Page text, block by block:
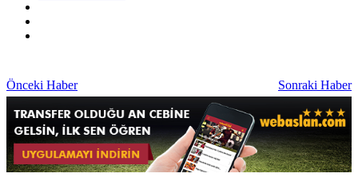
Önceki Haber Sonraki Haber